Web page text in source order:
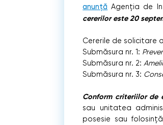
anunță Agenția de
cererilor este 20
Cererile de solicitare
Submăsura nr. 1:
Submăsura nr. 2:
Submăsura nr. 3:
Conform criteriilor de
sau unitatea
posesie sau